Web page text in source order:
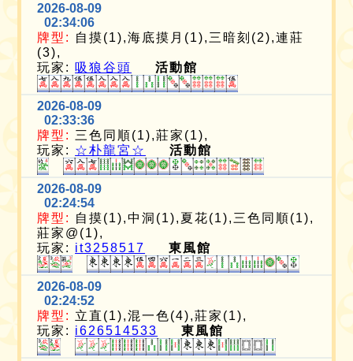
2026-08-09
02:34:06
牌型:
自摸(1),海底摸月(1),三暗刻(2),連莊
(3),
玩家: 吸狼谷頭 活動館
2026-08-09
02:33:36
牌型: 三色同順(1),莊家(1),
玩家: ☆朴龍宮☆ 活動館
2026-08-09
02:24:54
牌型:
自摸(1),中洞(1),夏花(1),三色同順(1),
莊家@(1),
玩家: it3258517 東風館
2026-08-09
02:24:52
牌型: 立直(1),混一色(4),莊家(1),
玩家: i626514533 東風館